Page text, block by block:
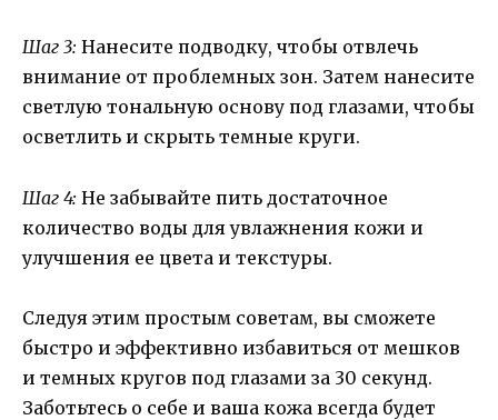
Шаг 3: Нанесите подводку, чтобы отвлечь
внимание от проблемных зон. Затем нанесите
светлую тональную основу под глазами, чтобы
осветлить и скрыть темные круги.
Шаг 4: Не забывайте пить достаточное
количество воды для увлажнения кожи и
улучшения ее цвета и текстуры.
Следуя этим простым советам, вы сможете
быстро и эффективно избавиться от мешков
и темных кругов под глазами за 30 секунд.
Заботьтесь о себе и ваша кожа всегда будет